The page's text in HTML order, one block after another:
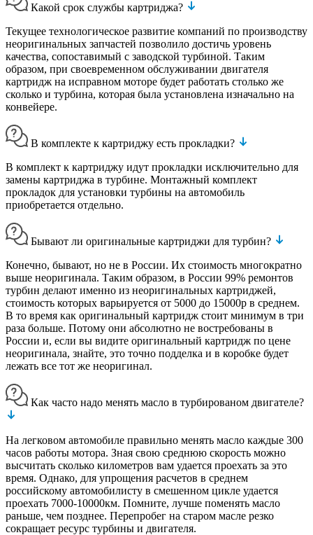
Какой срок службы картриджа?
Текущее технологическое развитие компаний по производству
неоригинальных запчастей позволило достичь уровень
качества, сопоставимый с заводской турбиной. Таким
образом, при своевременном обслуживании двигателя
картридж на исправном моторе будет работать столько же
сколько и турбина, которая была установлена изначально на
конвейере.
В комплекте к картриджу есть прокладки?
В комплект к картриджу идут прокладки исключительно для
замены картриджа в турбине. Монтажный комплект
прокладок для установки турбины на автомобиль
приобретается отдельно.
Бывают ли оригинальные картриджи для турбин?
Конечно, бывают, но не в России. Их стоимость многократно
выше неоригинала. Таким образом, в России 99% ремонтов
турбин делают именно из неоригинальных картриджей,
стоимость которых варьируется от 5000 до 15000р в среднем.
В то время как оригинальный картридж стоит минимум в три
раза больше. Потому они абсолютно не востребованы в
России и, если вы видите оригинальный картридж по цене
неоригинала, знайте, это точно подделка и в коробке будет
лежать все тот же неоригинал.
Как часто надо менять масло в турбированом двигателе?
На легковом автомобиле правильно менять масло каждые 300
часов работы мотора. Зная свою среднюю скорость можно
высчитать сколько километров вам удается проехать за это
время. Однако, для упрощения расчетов в среднем
российскому автомобилисту в смешенном цикле удается
проехать 7000-10000км. Помните, лучше поменять масло
раньше, чем позднее. Перепробег на старом масле резко
сокращает ресурс турбины и двигателя.